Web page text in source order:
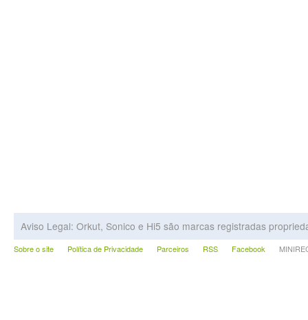
Aviso Legal: Orkut, Sonico e Hi5 são marcas registradas
Sobre o site Política de Privacidade Parceiros RSS Facebook